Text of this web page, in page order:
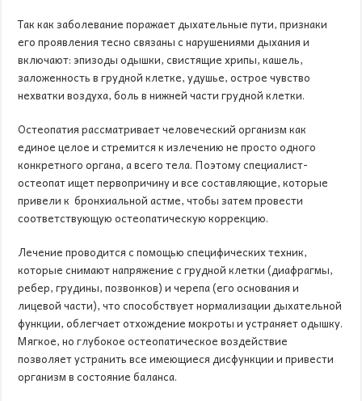
Так как заболевание поражает дыхательные пути, признаки
его проявления тесно связаны с нарушениями дыхания и
включают: эпизоды одышки, свистящие хрипы, кашель,
заложенность в грудной клетке, удушье, острое чувство
нехватки воздуха, боль в нижней части грудной клетки.
Остеопатия рассматривает человеческий организм как
единое целое и стремится к излечению не просто одного
конкретного органа, а всего тела. Поэтому специалист-
остеопат ищет первопричину и все составляющие, которые
привели к бронхиальной астме, чтобы затем провести
соответствующую остеопатическую коррекцию.
Лечение проводится с помощью специфических техник,
которые снимают напряжение с грудной клетки (диафрагмы,
ребер, грудины, позвонков) и черепа (его основания и
лицевой части), что способствует нормализации дыхательной
функции, облегчает отхождение мокроты и устраняет одышку.
Мягкое, но глубокое остеопатическое воздействие
позволяет устранить все имеющиеся дисфункции и привести
организм в состояние баланса.